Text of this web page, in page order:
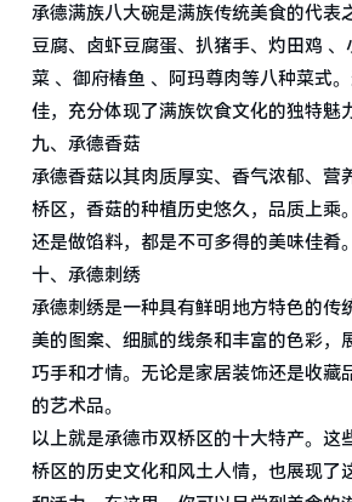
承德满族八大碗是满族传统美食的代表
豆腐、卤虾豆腐蛋、扒猪手、灼田鸡
菜 、御府椿鱼 、阿玛尊肉等八种菜式
佳，充分体现了满族饮食文化的独特魅
九、承德香菇
承德香菇以其肉质厚实、香气浓郁、营
桥区，香菇的种植历史悠久，品质上乘
还是做馅料，都是不可多得的美味佳肴。
十、承德刺绣
承德刺绣是一种具有鲜明地方特色的传
美的图案、细腻的线条和丰富的色彩，
巧手和才情。无论是家居装饰还是收藏
的艺术品。
以上就是承德市双桥区的十大特产。这
桥区的历史文化和风土人情，也展现了